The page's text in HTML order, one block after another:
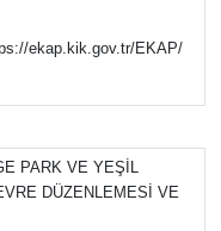
ekap.kik.gov.tr/EKAP/
PARK VE YEŞİL
DÜZENLEMESİ VE